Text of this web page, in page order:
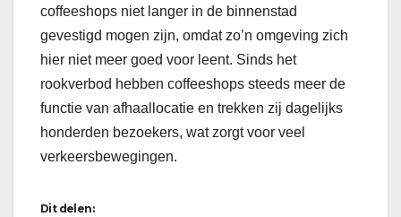
coffeeshops niet langer in de binnenstad
gevestigd mogen zijn, omdat zo’n omgeving zich
hier niet meer goed voor leent. Sinds het
rookverbod hebben coffeeshops steeds meer de
functie van afhaallocatie en trekken zij dagelijks
honderden bezoekers, wat zorgt voor veel
verkeersbewegingen.
Dit delen: